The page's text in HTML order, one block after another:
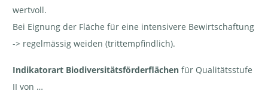
wertvoll.
Bei Eignung der Fläche für eine intensivere Bewirtschaftung
-> regelmässig weiden (trittempfindlich).
Indikatorart Biodiversitätsförderflächen für Qualitätsstufe
II von …